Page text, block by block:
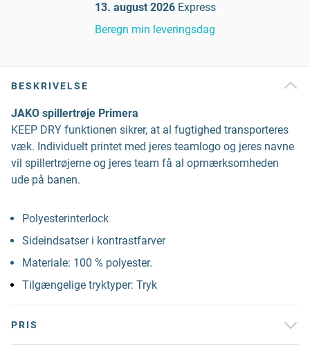
13. august 2026 Express
Beregn min leveringsdag
BESKRIVELSE
JAKO spillertrøje Primera
KEEP DRY funktionen sikrer, at al fugtighed transporteres
væk. Individuelt printet med jeres teamlogo og jeres navne
vil spillertrøjerne og jeres team få al opmærksomheden
ude på banen.
Polyesterinterlock
Sideindsatser i kontrastfarver
Materiale: 100 % polyester.
Tilgængelige tryktyper: Tryk
PRIS